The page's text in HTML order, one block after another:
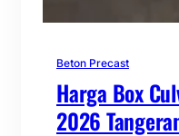
Beton Precast
Harga Box
2026